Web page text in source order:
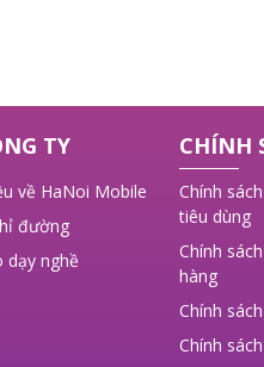
TY
về HaNoi Mobile
đường
nghề
CHÍNH
Chính
tiêu dùng
Chính
hàng
Chính
Chính